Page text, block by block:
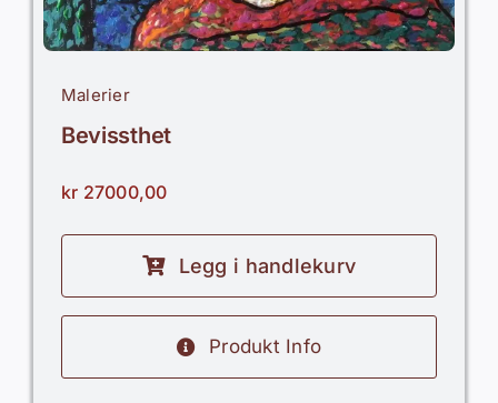
Malerier
Bevissthet
kr 27000,00
Legg i handlekurv
Produkt Info